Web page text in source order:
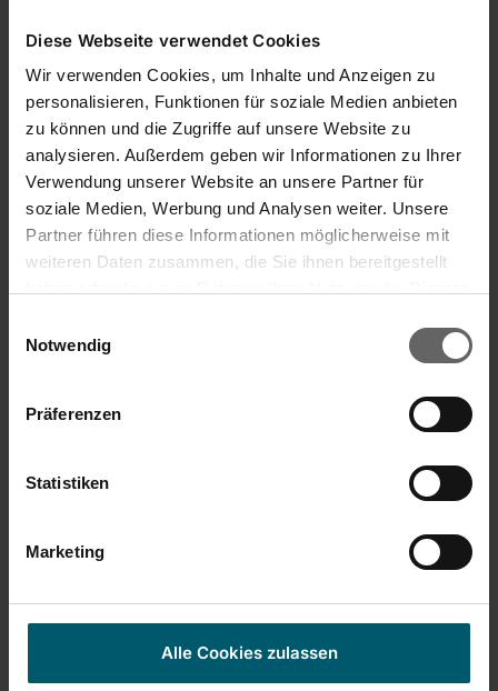
Diese Webseite verwendet Cookies
Wir verwenden Cookies, um Inhalte und Anzeigen zu
personalisieren, Funktionen für soziale Medien anbieten
zu können und die Zugriffe auf unsere Website zu
analysieren. Außerdem geben wir Informationen zu Ihrer
Verwendung unserer Website an unsere Partner für
soziale Medien, Werbung und Analysen weiter. Unsere
Partner führen diese Informationen möglicherweise mit
weiteren Daten zusammen, die Sie ihnen bereitgestellt
Cookies, wenn Sie unsere Webseite weiterhin nutzen.
Notwendig
Präferenzen
Statistiken
Marketing
Alle Cookies zulassen
Hier vind je vragen en antwoorden over Drogen